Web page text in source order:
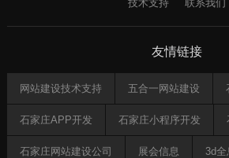
技术支持
联系我们
友情链接
网站建设技术支持 五合一网站建设
石家庄APP开发 石家庄小程序开发
石家庄网站建设公司 展会信息 3d